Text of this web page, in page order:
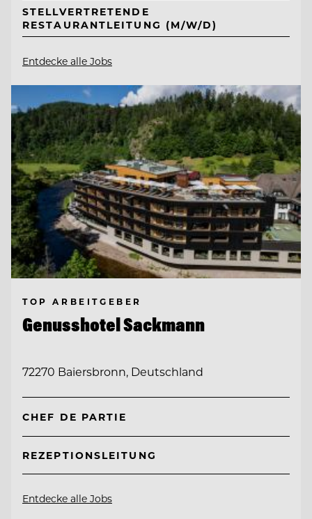
STELLVERTRETENDE
RESTAURANTLEITUNG (M/W/D)
Entdecke alle Jobs
TOP ARBEITGEBER
Genusshotel Sackmann
72270 Baiersbronn, Deutschland
CHEF DE PARTIE
REZEPTIONSLEITUNG
Entdecke alle Jobs